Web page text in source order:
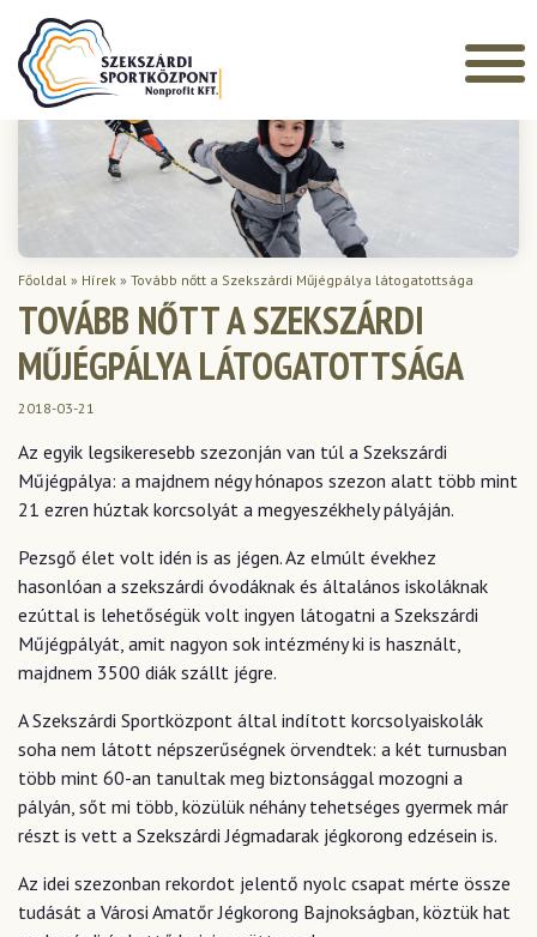
Főoldal » Hírek » Tovább nőtt a Szekszárdi Műjégpálya látogatottsága
TOVÁBB NŐTT A SZEKSZÁRDI
MŰJÉGPÁLYA LÁTOGATOTTSÁGA
2018-03-21
Az egyik legsikeresebb szezonján van túl a Szekszárdi
Műjégpálya: a majdnem négy hónapos szezon alatt több mint
21 ezren húztak korcsolyát a megyeszékhely pályáján.
Pezsgő élet volt idén is as jégen. Az elmúlt évekhez
hasonlóan a szekszárdi óvodáknak és általános iskoláknak
ezúttal is lehetőségük volt ingyen látogatni a Szekszárdi
Műjégpályát, amit nagyon sok intézmény ki is használt,
majdnem 3500 diák szállt jégre.
A Szekszárdi Sportközpont által indított korcsolyaiskolák
soha nem látott népszerűségnek örvendtek: a két turnusban
több mint 60-an tanultak meg biztonsággal mozogni a
pályán, sőt mi több, közülük néhány tehetséges gyermek már
részt is vett a Szekszárdi Jégmadarak jégkorong edzésein is.
Az idei szezonban rekordot jelentő nyolc csapat mérte össze
tudását a Városi Amatőr Jégkorong Bajnokságban, köztük hat